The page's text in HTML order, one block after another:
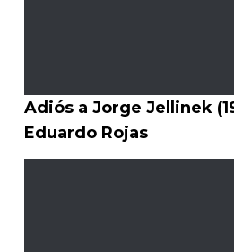
Adiós a Jorge Jellinek
Eduardo Rojas